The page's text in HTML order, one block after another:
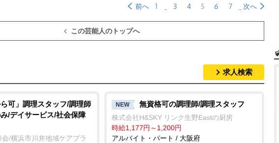
前へ 1 3 4 5 6 7 次へ
この芸能人のトップへ
求人検索
ら可」調理スタッフ/調理師
/デイサービス/社会保障
/横浜市川井地域ケアプラ
NEW 無資格可の調理師/調理スタッフ
株式会社H&SKY リンク生野Eastの厨房
時給1,177円～1,200円
アルバイト・パート / 大阪府